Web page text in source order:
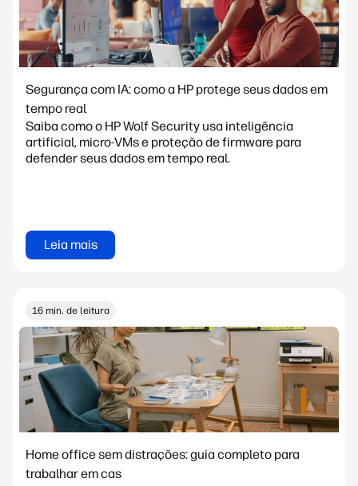
Segurança com IA: como a HP protege seus dados em
tempo real
Saiba como o HP Wolf Security usa inteligência
artificial, micro-VMs e proteção de firmware para
defender seus dados em tempo real.
Leia mais
16 min. de leitura
Home office sem distrações: guia completo para
trabalhar em cas